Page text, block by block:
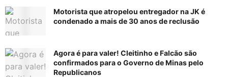
Motorista que atropelou entregador na JK é
condenado a mais de 30 anos de reclusão
Agora é para valer! Cleitinho e Falcão são
confirmados para o Governo de Minas pelo
Republicanos